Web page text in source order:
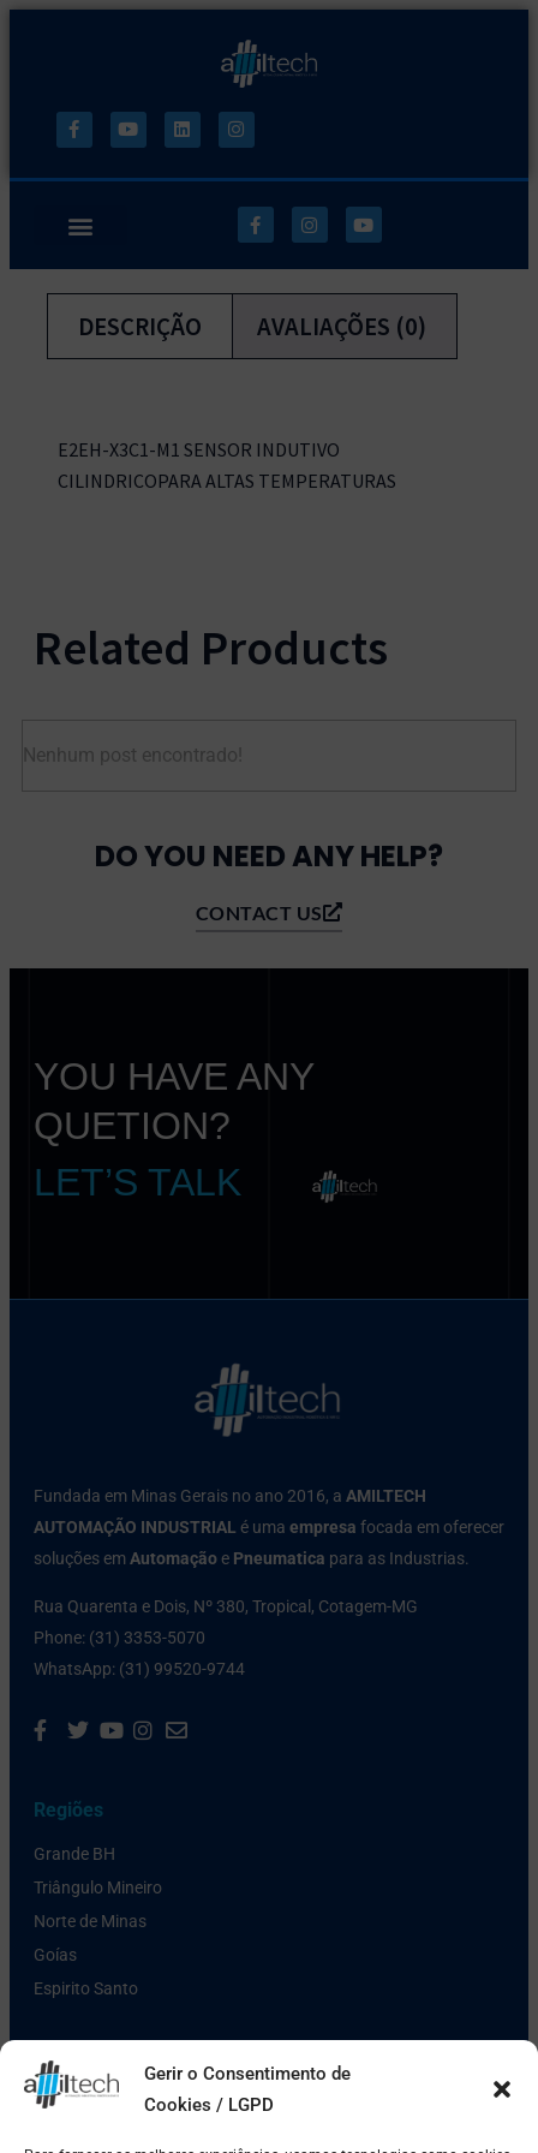
Gerir o Consentimento de
Cookies / LGPD
DESCRIÇÃO AVALIAÇÕES (0)
E2EH-X3C1-M1 SENSOR INDUTIVO
CILINDRICOPARA ALTAS TEMPERATURAS
Related Products
Nenhum post encontrado!
DO YOU NEED ANY HELP?
CONTACT US
YOU HAVE ANY
QUETION?
LET’S TALK
Fundada em Minas Gerais no ano 2016, a AMILTECH
AUTOMAÇÃO INDUSTRIAL é uma empresa focada em oferecer
soluções em Automação e Pneumatica para as Industrias.
Rua Quarenta e Dois, Nº 380, Tropical, Cotagem-MG
Phone: (31) 3353-5070
WhatsApp: (31) 99520-9744
Regiões
Grande BH
Triângulo Mineiro
Norte de Minas
Goías
Espirito Santo
Links Úteis
Política de Privacidade